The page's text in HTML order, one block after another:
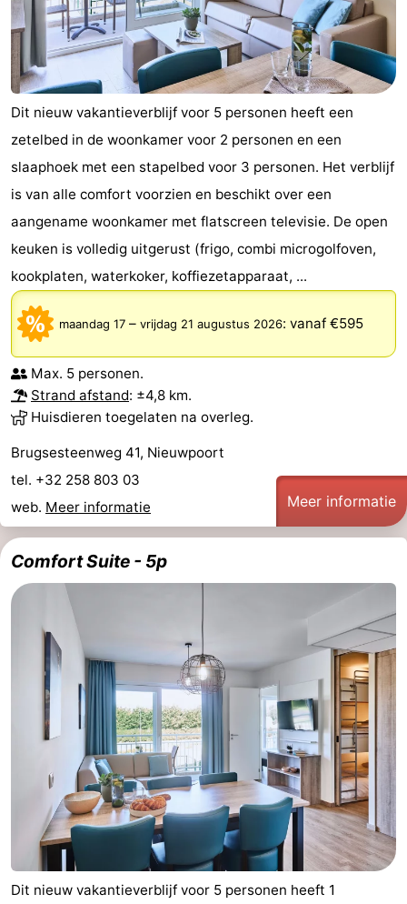
Dit nieuw vakantieverblijf voor 5 personen heeft een
zetelbed in de woonkamer voor 2 personen en een
slaaphoek met een stapelbed voor 3 personen. Het verblijf
is van alle comfort voorzien en beschikt over een
aangename woonkamer met flatscreen televisie. De open
keuken is volledig uitgerust (frigo, combi microgolfoven,
kookplaten, waterkoker, koffiezetapparaat, ...
maandag 17 – vrijdag 21 augustus 2026: vanaf €595
Max. 5 personen.
Strand afstand: ±4,8 km.
Huisdieren toegelaten na overleg.
Brugsesteenweg 41, Nieuwpoort
tel. +32 258 803 03
web. Meer informatie Meer informatie
Comfort Suite - 5p
Dit nieuw vakantieverblijf voor 5 personen heeft 1